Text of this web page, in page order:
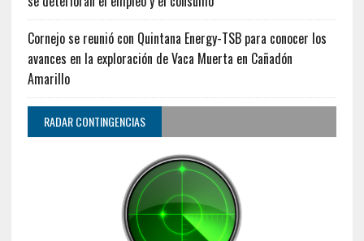
Cornejo se reunió con Quintana Energy-TSB para conocer los
avances en la exploración de Vaca Muerta en Cañadón
Amarillo
RADAR CONTINGENCIAS